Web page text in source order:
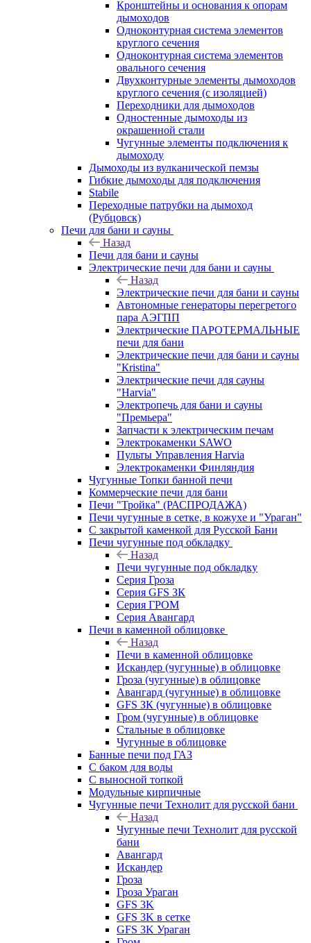
Кронштейны и основания к опорам
дымоходов
Одноконтурная система элементов
круглого сечения
Одноконтурная система элементов
овального сечения
Двухконтурные элементы дымоходов
круглого сечения (с изоляцией)
Переходники для дымоходов
Одностенные дымоходы из
окрашенной стали
Чугунные элементы подключения к
дымоходу
Дымоходы из вулканической пемзы
Гибкие дымоходы для подключения
Stabile
Переходные патрубки на дымоход
(Рубцовск)
Печи для бани и сауны
Назад
Печи для бани и сауны
Электрические печи для бани и сауны
Назад
Электрические печи для бани и сауны
Автономные генераторы перегретого
пара АЭГПП
Электрические ПАРОТЕРМАЛЬНЫЕ
печи для бани
Электрические печи для бани и сауны
"Кristina"
Электрические печи для сауны
"Harvia"
Электропечь для бани и сауны
"Премьера"
Запчасти к электрическим печам
Электрокаменки SAWO
Пульты Управления Harvia
Электрокаменки Финляндия
Чугунные Топки банной печи
Коммерческие печи для бани
Печи "Тройка" (РАСПРОДАЖА)
Печи чугунные в сетке, в кожухе и "Ураган"
С закрытой каменкой для Русской Бани
Печи чугунные под обкладку
Назад
Печи чугунные под обкладку
Серия Гроза
Серия GFS ЗК
Серия ГРОМ
Серия Авангард
Печи в каменной облицовке
Назад
Печи в каменной облицовке
Искандер (чугунные) в облицовке
Гроза (чугунные) в облицовке
Авангард (чугунные) в облицовке
GFS ЗК (чугунные) в облицовке
Гром (чугунные) в облицовке
Стальные в облицовке
Чугунные в облицовке
Банные печи под ГАЗ
С баком для воды
С выносной топкой
Модульные кирпичные
Чугунные печи Технолит для русской бани
Назад
Чугунные печи Технолит для русской
бани
Авангард
Искандер
Гроза
Гроза Ураган
GFS 3K
GFS 3K в сетке
GFS 3K Ураган